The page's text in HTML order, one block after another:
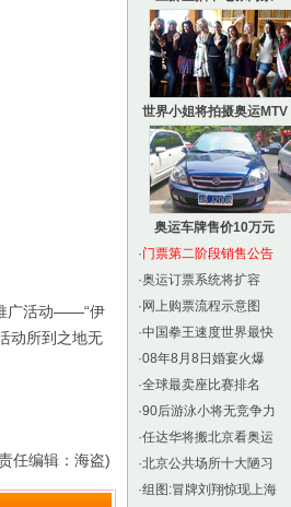
广活动——“伊
动所到之地无
任编辑：海盗)
世界小姐将拍摄奥运MTV
奥运车牌售价10万元
·门票第二阶段销售公告
·奥运订票系统将扩容
· 网上购票流程示意图
·中国拳王速度世界最快
·08年8月8日婚宴火爆
·全球最卖座比赛排名
·90后游泳小将无竞争力
·任达华将搬北京看奥运
·北京公共场所十大陋习
·组图:冒牌刘翔惊现上海